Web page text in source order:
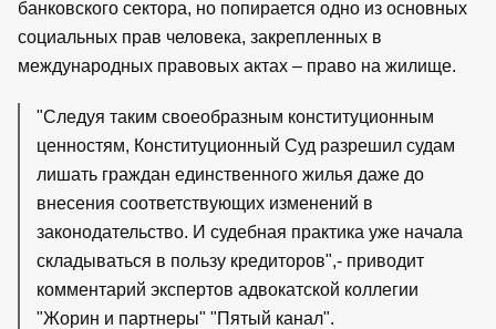
банковского сектора, но попирается одно из основных
социальных прав человека, закрепленных в
международных правовых актах – право на жилище.
"Следуя таким своеобразным конституционным
ценностям, Конституционный Суд разрешил судам
лишать граждан единственного жилья даже до
внесения соответствующих изменений в
законодательство. И судебная практика уже начала
складываться в пользу кредиторов",- приводит
комментарий экспертов адвокатской коллегии
"Жорин и партнеры" "Пятый канал".